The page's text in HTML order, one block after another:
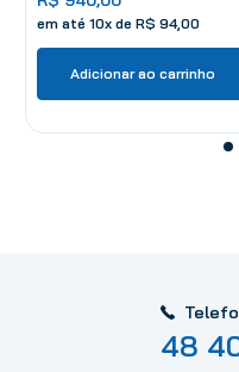
em até 10x de R$ 94,00
Adicionar ao carrinho
48